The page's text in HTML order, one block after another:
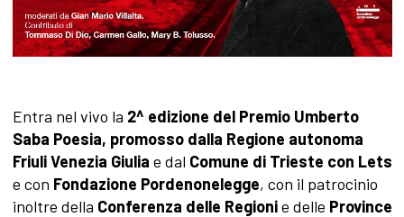
Entra nel vivo la 2^ edizione del Premio Umberto
Saba Poesia, promosso dalla Regione autonoma
Friuli Venezia Giulia e dal Comune di Trieste con Lets
e con Fondazione Pordenonelegge, con il patrocinio
inoltre della Conferenza delle Regionie delle Province